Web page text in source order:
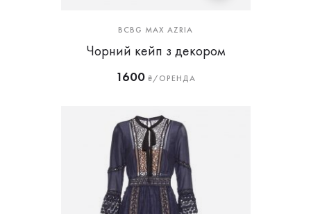
BCBG MAX AZRIA
Чорний кейп з декором
1600₴/ОРЕНДА